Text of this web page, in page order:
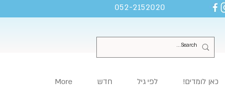
052-2152020
כאן לומדים! לפי גיל חדש More